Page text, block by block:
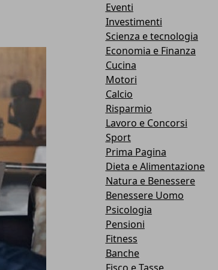
Eventi
Investimenti
Scienza e tecnologia
Economia e Finanza
Cucina
Motori
Calcio
Risparmio
Lavoro e Concorsi
Sport
Prima Pagina
Dieta e Alimentazione
Natura e Benessere
Benessere Uomo
Psicologia
Pensioni
Fitness
Banche